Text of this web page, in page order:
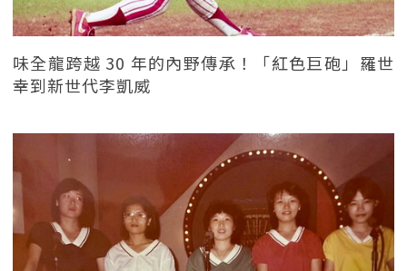
味全龍跨越 30 年的內野傳承！「紅色巨砲」羅世
幸到新世代李凱威